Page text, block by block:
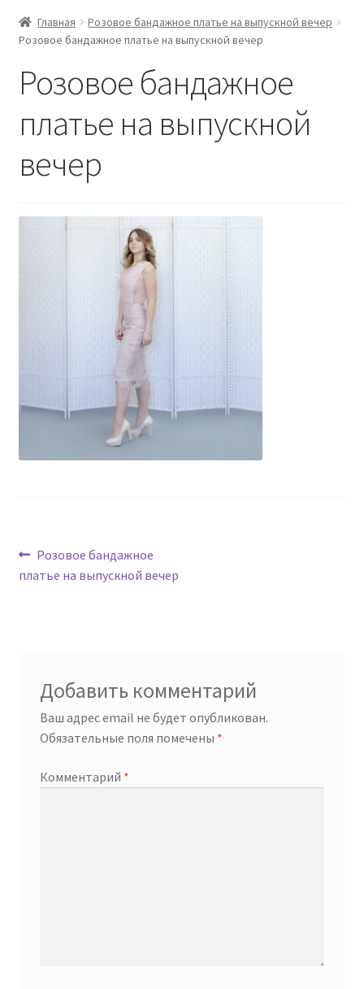
Главная
Розовое бандажное платье на выпускной вечер
Розовое бандажное платье на выпускной вечер
Розовое бандажное
платье на выпускной
вечер
Навигация
по
Предыдущая
запись:
Розовое бандажное
платье на выпускной вечер
Добавить комментарий
Ваш адрес email не будет опубликован.
Обязательные поля помечены *
Комментарий *